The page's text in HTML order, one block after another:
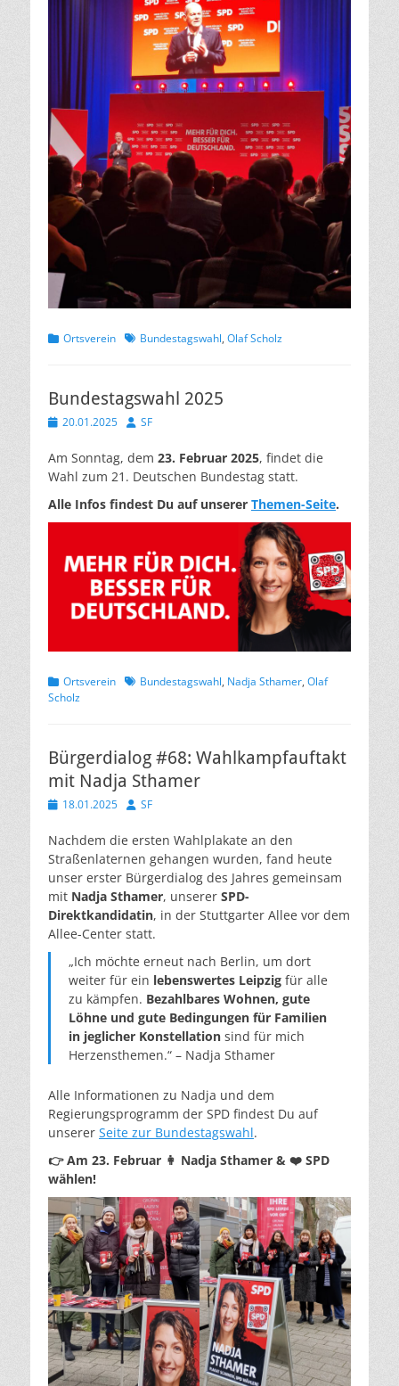
Kategorien
Ortsverein Schlagworte
Bundestagswahl, Olaf Scholz
Bundestagswahl 2025
Veröffentlicht
20.01.2025 Autor
SF
Am Sonntag, dem 23. Februar 2025, findet die
Wahl zum 21. Deutschen Bundestag statt.
Alle Infos findest Du auf unserer Themen-Seite.
Kategorien
Ortsverein Schlagworte
Bundestagswahl, Nadja Sthamer, Olaf
Scholz
Bürgerdialog #68: Wahlkampfauftakt
mit Nadja Sthamer
Veröffentlicht
18.01.2025 Autor
SF
Nachdem die ersten Wahlplakate an den
Straßenlaternen gehangen wurden, fand heute
unser erster Bürgerdialog des Jahres gemeinsam
mit Nadja Sthamer, unserer SPD-
Direktkandidatin, in der Stuttgarter Allee vor dem
Allee-Center statt.
„Ich möchte erneut nach Berlin, um dort
weiter für ein lebenswertes Leipzigfür alle
zu kämpfen. Bezahlbares Wohnen, gute
Löhne und gute Bedingungen für Familien
in jeglicher Konstellationsind für mich
Herzensthemen.“ – Nadja Sthamer
Alle Informationen zu Nadja und dem
Regierungsprogramm der SPD findest Du auf
unserer Seite zur Bundestagswahl.
👉 Am 23. Februar 👩 Nadja Sthamer & ❤️ SPD
wählen!